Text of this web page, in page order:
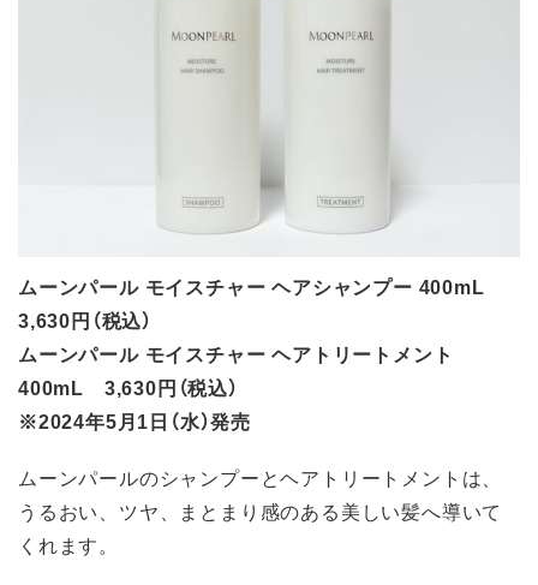
ムーンパール モイスチャー ヘアシャンプー 400mL
3,630円（税込）
ムーンパール モイスチャー ヘアトリートメント
400mL 3,630円（税込）
※2024年5月1日（水）発売
ムーンパールのシャンプーとヘアトリートメントは、
うるおい、ツヤ、まとまり感のある美しい髪へ導いて
くれます。